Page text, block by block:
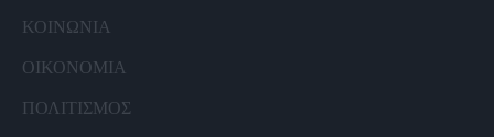
ΚΟΙΝΩΝΙΑ
ΟΙΚΟΝΟΜΙΑ
ΠΟΛΙΤΙΣΜΟΣ